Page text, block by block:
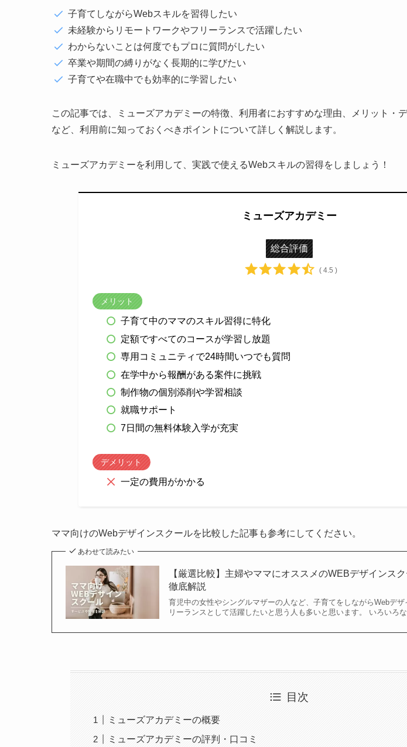
子育てしながらWebスキルを習得したい
未経験からリモートワークやフリーランスで活躍したい
わからないことは何度でもプロに質問がしたい
卒業や期間の縛りがなく長期的に学びたい
子育てや在職中でも効率的に学習したい
この記事では、ミューズアカデミーの特徴、利用者におすすめな理由、メリット・
など、利用前に知っておくべきポイントについて詳しく解説します。
ミューズアカデミーを利用して、実践で使えるWebスキルの習得をしましょう！
ミューズアカデミー
総合評価
( 4.5 )
メリット
子育て中のママのスキル習得に特化
定額ですべてのコースが学習し放題
専用コミュニティで24時間いつでも質問
在学中から報酬がある案件に挑戦
制作物の個別添削や学習相談
就職サポート
7日間の無料体験入学が充実
デメリット
一定の費用がかかる
ママ向けのWebデザインスクールを比較した記事も参考にしてください。
あわせて読みたい
【厳選比較】主婦やママにオススメのWEBデザインス
徹底解説
育児中の女性やシングルマザーの人など、子育てをしながらWebデ
リーランスとして活躍したいと思う人も多いと思います。 いろいろ
目次
ミューズアカデミーの概要
ミューズアカデミーの評判・口コミ